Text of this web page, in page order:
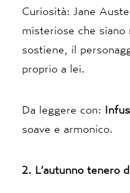
Curiosità: Jane
misteriose che
sostiene, il
proprio a lei.
Da leggere con:
soave e armonico.
2. L’autunno tenero